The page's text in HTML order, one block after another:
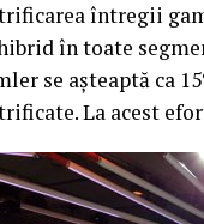
întregii
în toate
se aşteaptă ca
La acest